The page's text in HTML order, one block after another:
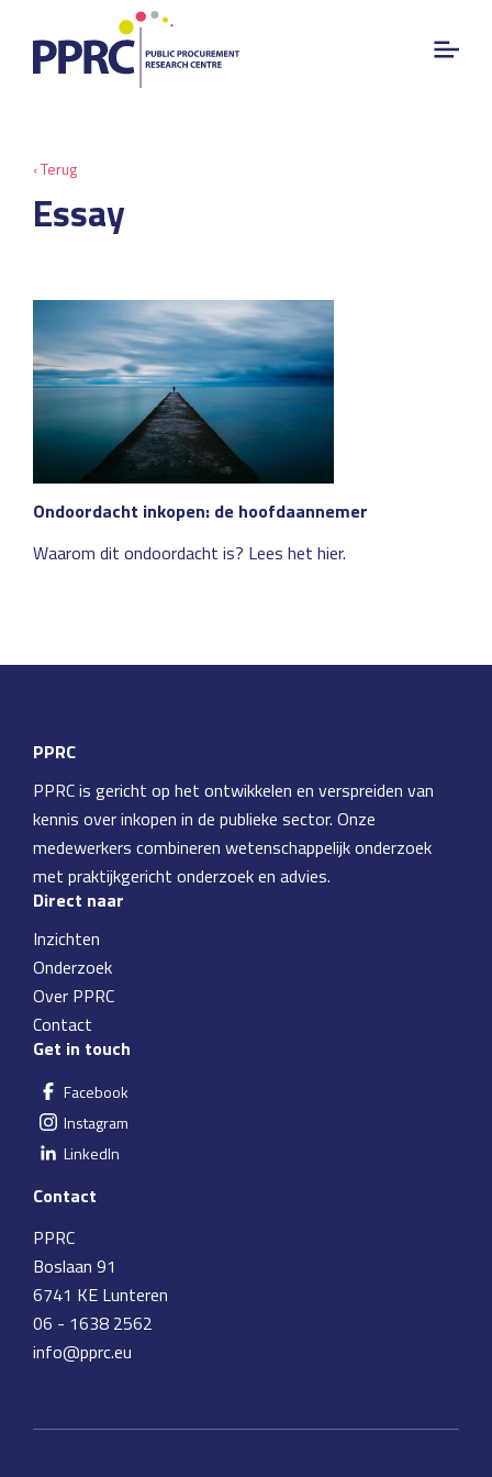
‹ Terug
Essay
Ondoordacht inkopen: de hoofdaannemer
Waarom dit ondoordacht is? Lees het hier.
PPRC
PPRC is gericht op het ontwikkelen en verspreiden van
kennis over inkopen in de publieke sector. Onze
medewerkers combineren wetenschappelijk onderzoek
met praktijkgericht onderzoek en advies.
Direct naar
Inzichten
Onderzoek
Over PPRC
Contact
Get in touch
Facebook
Instagram
LinkedIn
Contact
PPRC
Boslaan 91
6741 KE Lunteren
06 - 1638 2562
info@pprc.eu